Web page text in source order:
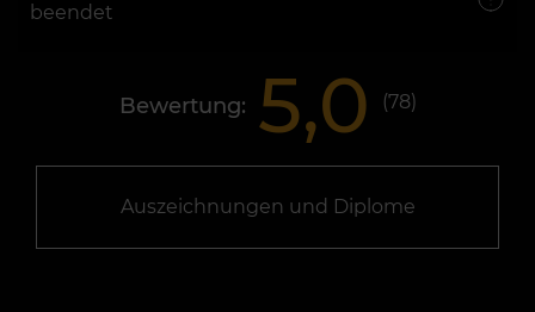
beendet
Bewertung: 5,0 (78)
Auszeichnungen und Diplome